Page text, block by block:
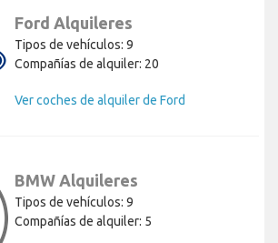
Ford Alquileres
Tipos de vehículos: 9
Compañías de alquiler: 20
Ver coches de alquiler de Ford
BMW Alquileres
Tipos de vehículos: 9
Compañías de alquiler: 5